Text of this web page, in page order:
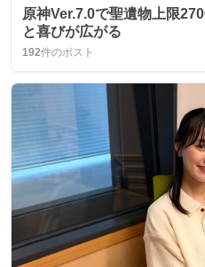
原神Ver.7.0で聖遺物上限
と喜びが広がる
192件のポスト